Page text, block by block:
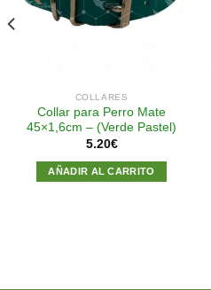
lista de
deseos
COLLARES
Collar para Perro Mate
45×1,6cm – (Verde Pastel)
5.20€
AÑADIR AL CARRITO